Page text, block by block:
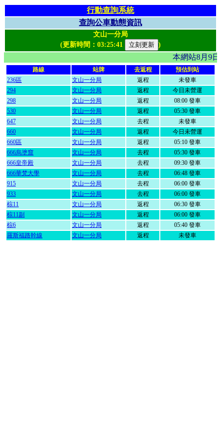
行動查詢系統
查詢公車動態資訊
文山一分局
(更新時間： 03:25:41 )
本網站8月9
路線 站牌 去返程
預估到站
236區
文山一分局 返程
未發車
294
文山一分局 返程
今日未營運
298
文山一分局 返程
08:00 發車
530
文山一分局 返程
05:30 發車
647
文山一分局 去程
未發車
660
文山一分局 返程
今日未營運
660區
文山一分局 返程
05:10 發車
666烏塗窟
文山一分局 去程
05:30 發車
666皇帝殿
文山一分局 去程
09:30 發車
666華梵大學
文山一分局 去程
06:48 發車
915
文山一分局 去程
06:00 發車
933
文山一分局 去程
06:00 發車
棕11
文山一分局 返程
06:30 發車
棕11副
文山一分局 返程
06:00 發車
棕6
文山一分局 返程
05:40 發車
羅斯福路幹線
文山一分局 返程 未發車